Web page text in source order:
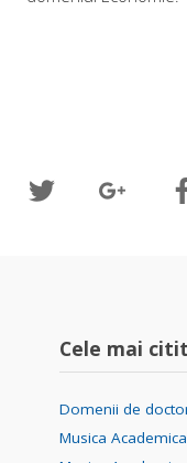
Cele mai
Domenii de
Musica